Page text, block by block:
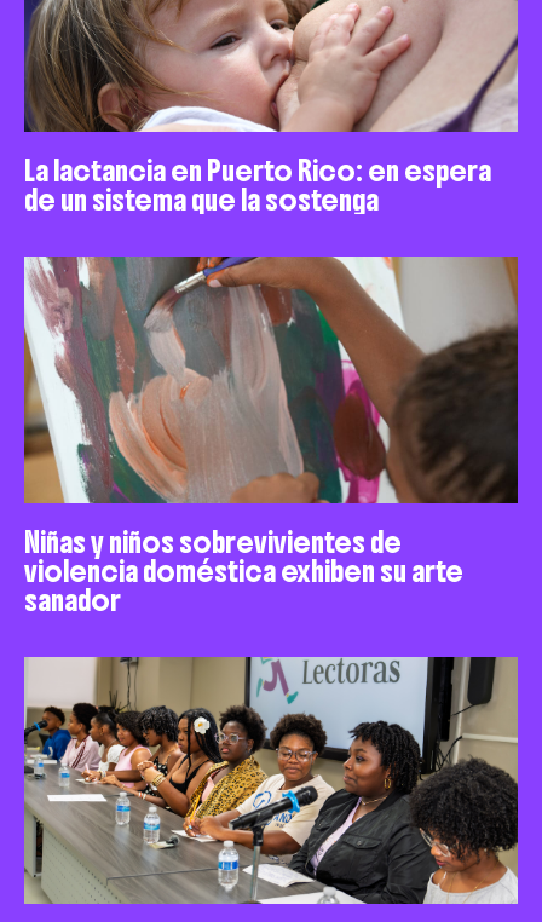
La lactancia en Puerto Rico: en espera
de un sistema que la sostenga
Niñas y niños sobrevivientes de
violencia doméstica exhiben su arte
sanador